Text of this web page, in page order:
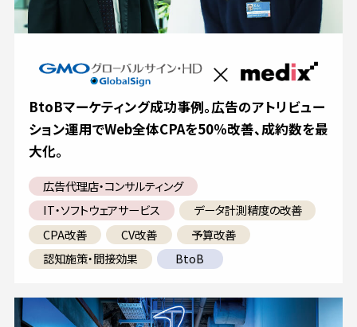
BtoBマーケティング成功事例。広告のアトリビュー
ション運用でWeb全体CPAを50％改善、成約数を最
大化。
広告代理店・コンサルティング
IT・ソフトウェアサービス
データ計測精度の改善
CPA改善
CV改善
予算改善
認知施策・間接効果
BtoB